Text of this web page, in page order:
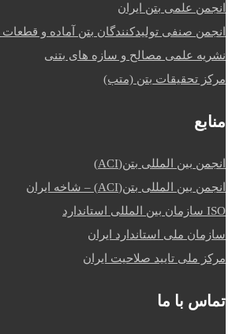
انجمن علمی بتن ایران
انجمن صنفی تولیدکنندگان بتن آماده و قطعات
نشریه علمی مصالح و سازه های بتنی
مرکز تحقیقات بتن (متب)
منابع
انجمن بین المللی بتن(ACI)
انجمن بین المللی بتن(ACI) – شاخه ایران
ISO سازمان بین المللی استاندارد
سازمان ملی استاندارد ایران
مرکز ملی تایید صلاحیت ایران
تماس با ما